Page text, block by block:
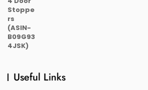
Useful Links